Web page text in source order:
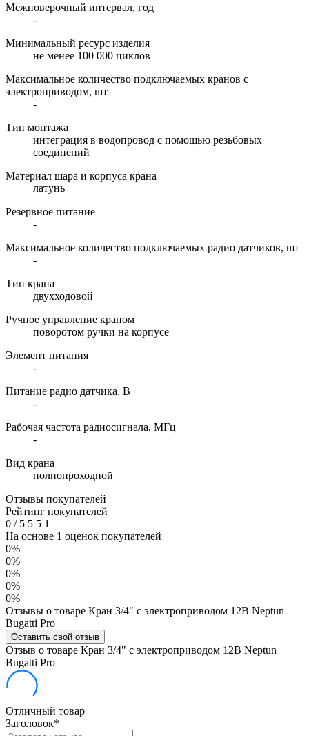
Межповерочный интервал, год
-
Минимальный ресурс изделия
не менее 100 000 циклов
Максимальное количество подключаемых кранов с
электроприводом, шт
-
Тип монтажа
интеграция в водопровод с помощью резьбовых
соединений
Материал шара и корпуса крана
латунь
Резервное питание
-
Максимальное количество подключаемых радио датчиков, шт
-
Тип крана
двухходовой
Ручное управление краном
поворотом ручки на корпусе
Элемент питания
-
Питание радио датчика, В
-
Рабочая частота радиосигнала, МГц
-
Вид крана
полнопроходной
Отзывы покупателей
Рейтинг покупателей
0 /5 5 5 1
На основе 1 оценок покупателей
0%
0%
0%
0%
0%
Отзывы о товаре Кран 3/4" с электроприводом 12В Neptun
Bugatti Pro
Оставить свой отзыв
Отзыв о товаре Кран 3/4" с электроприводом 12В Neptun
Bugatti Pro
Отличный товар
Заголовок*